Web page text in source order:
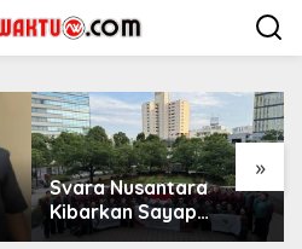
»
Svara Nusantara
Kibarkan Sayap
Kemenangan di